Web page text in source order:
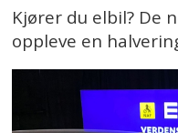
Kjører du elbil? De
oppleve en